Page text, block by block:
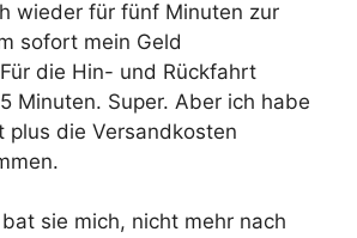
wieder für fünf Minuten zur
sofort mein Geld
die Hin- und Rückfahrt
Minuten. Super. Aber ich habe
plus die Versandkosten
sie mich, nicht mehr nach